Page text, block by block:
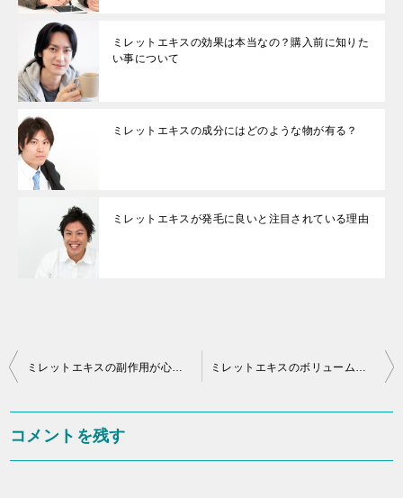
ミレットエキスの効果は本当なの？購入前に知りた
い事について
ミレットエキスの成分にはどのような物が有る？
ミレットエキスが発毛に良いと注目されている理由
投
ミレットエキスの副作用が心配な方へ ミレットエキスのボリュームトップは何が違う？
コメントを残す